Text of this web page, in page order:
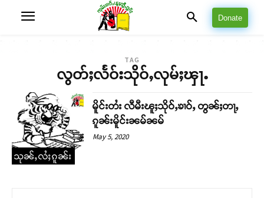
Donate
TAG
လွတ်ႈလႅဝ်းသိုဝ်ႇလုမ်ႈၾႃႉ
သုၼ်ႇလႆႈၵူၼ်း
မိူင်းတႆး လီမီးၽူႈသိုဝ်ႇၶၢဝ်ႇ တွၼ်ႈတႃႇ
ၵူၼ်းမိူင်းၼမ်ၼမ်
May 5, 2020